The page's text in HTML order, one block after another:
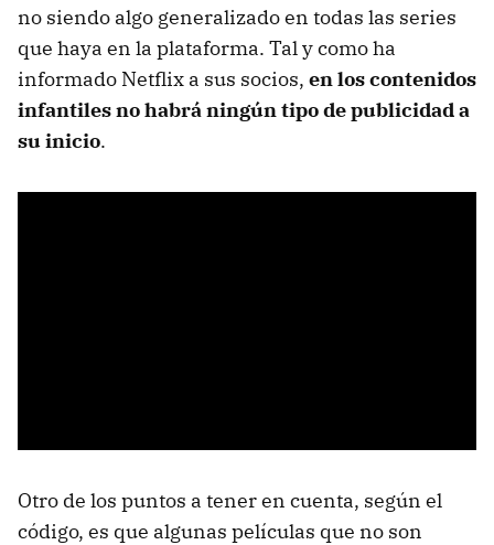
no siendo algo generalizado en todas las series
que haya en la plataforma. Tal y como ha
informado Netflix a sus socios, en los contenidos
infantiles no habrá ningún tipo de publicidad a
su inicio.
Otro de los puntos a tener en cuenta, según el
código, es que algunas películas que no son